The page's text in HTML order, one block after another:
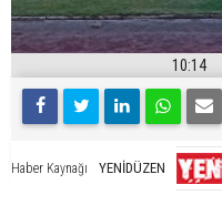
10:14
Haber Kaynağı YENİDÜZEN